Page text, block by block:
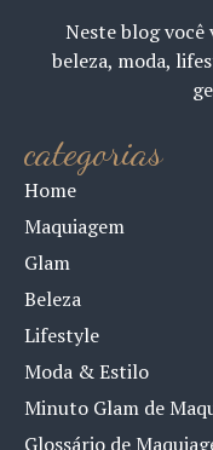
Neste blog
beleza, moda,
categorias
Home
Maquiagem
Glam
Beleza
Lifestyle
Moda & Estilo
Minuto Glam de
Glossário de